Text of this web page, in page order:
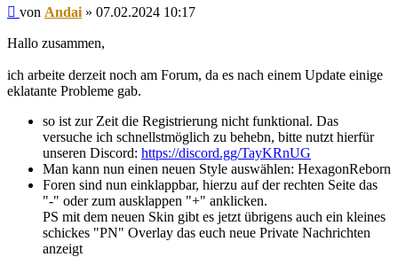
Beitrag
von Andai » 07.02.2024 10:17
Hallo zusammen,
ich arbeite derzeit noch am Forum, da es nach einem Update einige
eklatante Probleme gab.
so ist zur Zeit die Registrierung nicht funktional. Das
versuche ich schnellstmöglich zu behebn, bitte nutzt hierfür
unseren Discord: https://discord.gg/TayKRnUG
Man kann nun einen neuen Style auswählen: HexagonReborn
Foren sind nun einklappbar, hierzu auf der rechten Seite das
"-" oder zum ausklappen "+" anklicken.
PS mit dem neuen Skin gibt es jetzt übrigens auch ein kleines
schickes "PN" Overlay das euch neue Private Nachrichten
anzeigt